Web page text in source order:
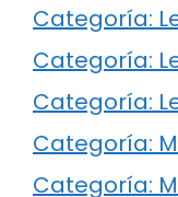
Categoría:
Categoría:
Categoría:
Categoría:
Categoría: